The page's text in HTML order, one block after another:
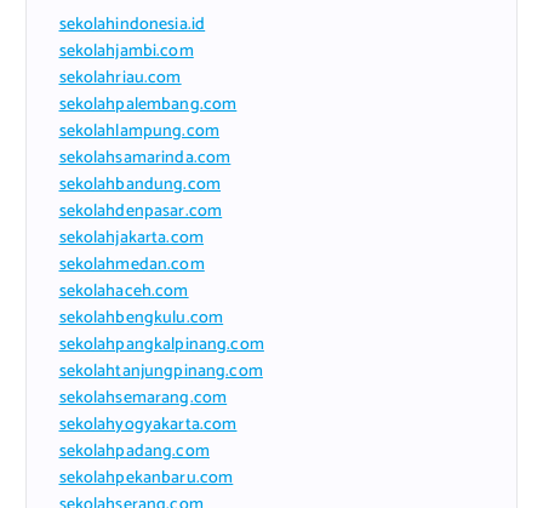
sekolahindonesia.id
sekolahjambi.com
sekolahriau.com
sekolahpalembang.com
sekolahlampung.com
sekolahsamarinda.com
sekolahbandung.com
sekolahdenpasar.com
sekolahjakarta.com
sekolahmedan.com
sekolahaceh.com
sekolahbengkulu.com
sekolahpangkalpinang.com
sekolahtanjungpinang.com
sekolahsemarang.com
sekolahyogyakarta.com
sekolahpadang.com
sekolahpekanbaru.com